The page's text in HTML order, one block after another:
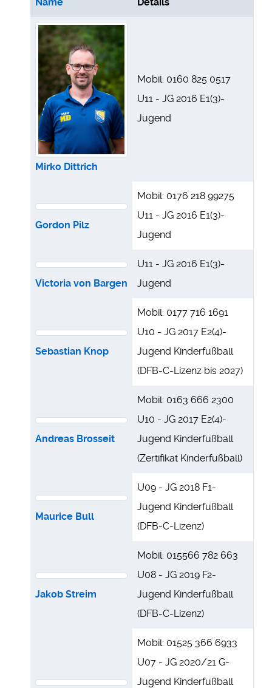
Kontakte,
Mirko Dittrich
Mobil: 0160 825 0517
U11 - JG 2016 E1(3)-
Jugend
Gordon Pilz
Mobil: 0176 218 99275
U11 - JG 2016 E1(3)-
Jugend
Victoria von Bargen
U11 - JG 2016 E1(3)-
Jugend
Sebastian Knop
Mobil: 0177 716 1691
U10 - JG 2017 E2(4)-
Jugend Kinderfußball
(DFB-C-Lizenz bis 2027)
Andreas Brosseit
Mobil: 0163 666 2300
U10 - JG 2017 E2(4)-
Jugend Kinderfußball
(Zertifikat Kinderfußball)
Maurice Bull
U09 - JG 2018 F1-
Jugend Kinderfußball
(DFB-C-Lizenz)
Jakob Streim
Mobil: 015566 782 663
U08 - JG 2019 F2-
Jugend Kinderfußball
(DFB-C-Lizenz)
Mobil: 01525 366 6933
U07 - JG 2020/21 G-
Jugend Kinderfußball